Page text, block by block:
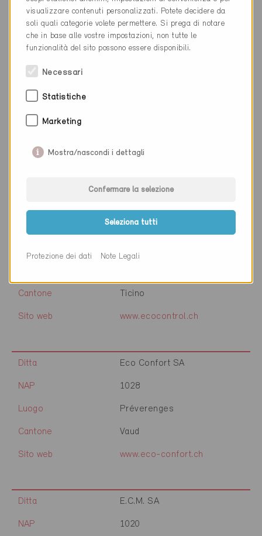
Sito web www.econ-technik.ch
Cantone Zurigo
EcoControl SA
Cantone Ticino
Sito web www.ecocontrol.ch
Ditta Eco Confort SA
NAP 1028
Luogo Préverenges
Cantone Vaud
Sito web www.eco-confort.ch
Ditta E.C.M. SA
NAP 1020
visualizzare contenuti personalizzati. Potete decidere da
soli quali categorie volete permettere. Si prega di notare
che in base alle vostre impostazioni, non tutte le
funzionalità del sito possono essere disponibili.
Necessari
Statistiche
Marketing
Mostra/nascondi i dettagli
Confermare la selezione
Seleziona tutti
Protezione dei dati Note Legali